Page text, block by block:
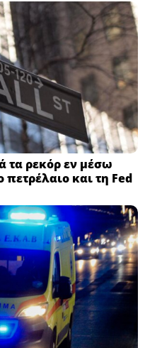
τα ρεκόρ εν μέσω
πετρέλαιο και τη Fed